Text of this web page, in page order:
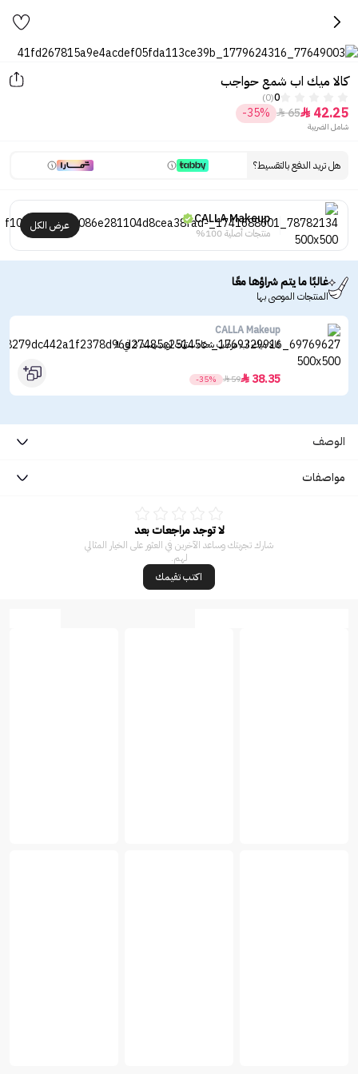
كالا ميك اب شمع حواجب
0
(0)
42.25

65

-35%
شامل الضريبة
هل تريد الدفع بالتقسيط؟
CALLA Makeup
منتجات أصلية 100%
عرض الكل
غالبًا ما يتم شراؤها معًا
المنتجات الموصى بها
CALLA Makeup
كالا ميك اب مرطب شفاه ستيك اوبسيسد 3 في 1
38.35

59

-35%
الوصف
مواصفات
لا توجد مراجعات بعد
شارك تجربتك وساعد الآخرين في العثور على الخيار المثالي
لهم.
اكتب تقيمك